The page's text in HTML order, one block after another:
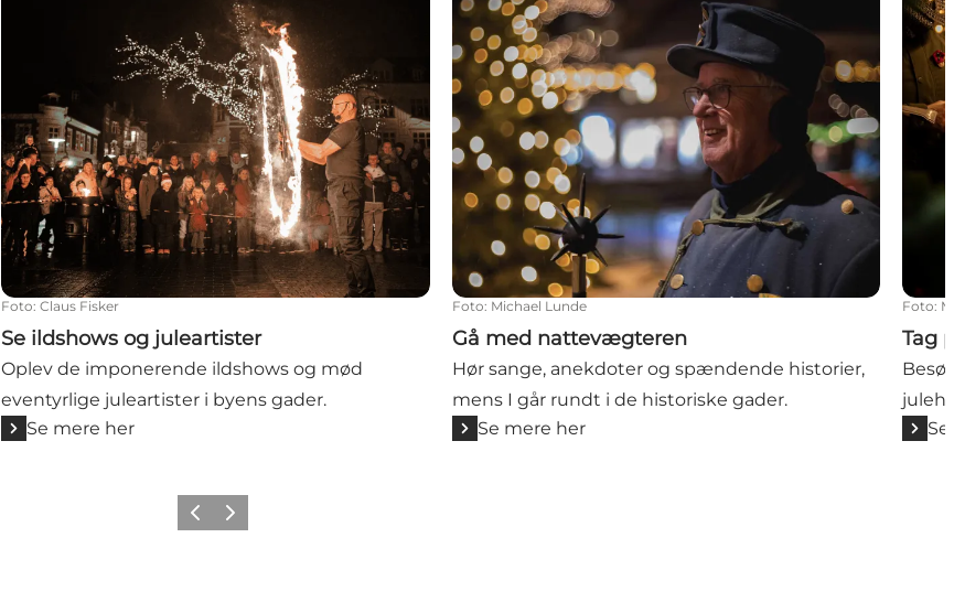
Foto: Claus Fisker
Se ildshows og juleartister
Oplev de imponerende ildshows og mød
eventyrlige juleartister i byens gader.
Se mere her
Foto: Michael Lunde
Gå med nattevægteren
Hør sange, anekdoter og spændende historier,
mens I går rundt i de historiske gader.
Se mere her
Foto:
Tag
Forrige billede
Næste billede